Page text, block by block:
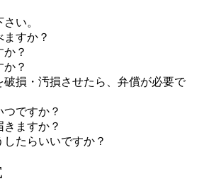
い。
すか？
？
？
破損・汚損させたら、弁償が必要で
ですか？
ますか？
たらいいですか？